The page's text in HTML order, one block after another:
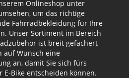
Onlineshop unter
um das richtige
Fahrradbekleidung für Ihre
Unser Sortiment im Bereich
ist breit gefächert
Wunsch eine
an, damit Sie sich fürs
E-Bike entscheiden können.